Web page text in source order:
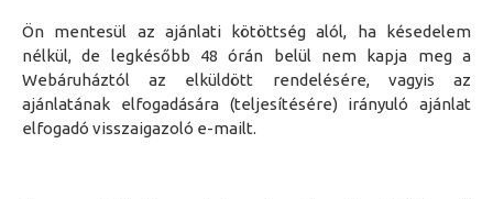
Ön mentesül az ajánlati kötöttség alól, ha késedelem
nélkül, de legkésőbb 48 órán belül nem kapja mega
Webáruháztól az elküldött rendelésére, vagyis az
ajánlatának elfogadására (teljesítésére) irányuló ajánlat
elfogadó visszaigazoló e-mailt.